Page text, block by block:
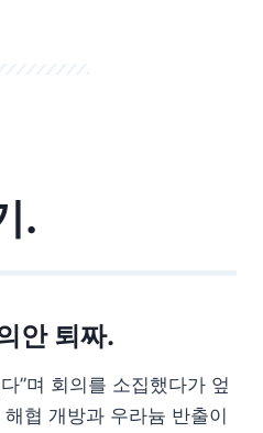
.
안 퇴짜.
”며 회의를 소집했다가 엎
협 개방과 우라늄 반출이